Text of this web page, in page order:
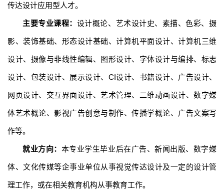
传达设计应用型人才。
主要专业课程： 设计概论、艺术设计史、素描、色彩、摄
影、装饰基础、形态设计基础、计算机平面设计、计算机三维
设计、摄像与非线性编辑、图形设计、字体设计与编排、标志
设计、包装设计、展示设计、 CI设计、书籍设计、广告设计、
网页设计、交互界面设计、艺术管理、二维动画设计、数字媒
体艺术概论、影视广告创意与制作、传播学概论、广告文案写
作等。
就业方向： 本专业学生毕业后在广告、新闻出版、数字媒
体、文化传媒等企事业单位从事视觉传达设计及一定的设计管
理工作，或在相关教育机构从事教育工作。